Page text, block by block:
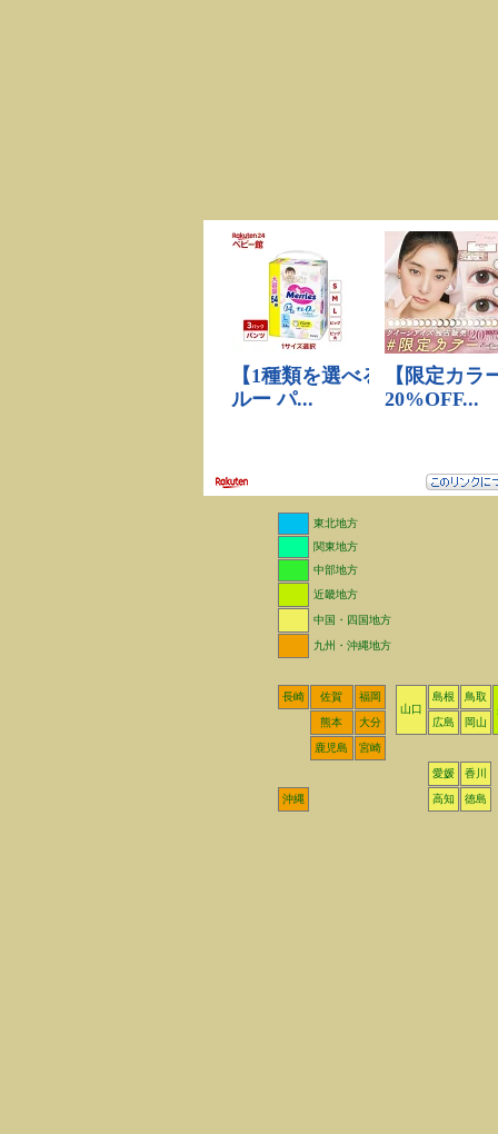
東北地方
関東地方
中部地方
近畿地方
中国・四国地方
九州・沖縄地方
長崎 佐賀
福岡
山口
島根
鳥取
熊本
大分 広島 岡山
鹿児島 宮崎
愛媛 香川
沖縄 高知 徳島